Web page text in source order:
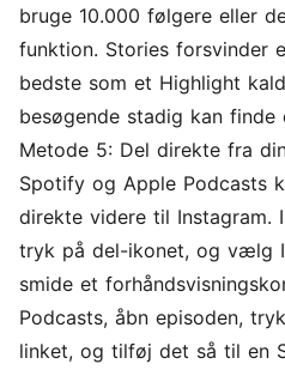
bruge 10.000 følgere eller
funktion. Stories forsvinder
bedste som et Highlight
besøgende stadig kan finde
Metode 5: Del direkte fra
Spotify og Apple Podcasts
direkte videre til Instagram.
tryk på del-ikonet, og vælg
smide et
Podcasts, åbn episoden,
linket, og tilføj det så til en